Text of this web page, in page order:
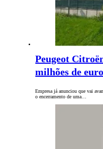
Peugeot
milhões de
Empresa já anunciou que vai
o encerramento de uma…